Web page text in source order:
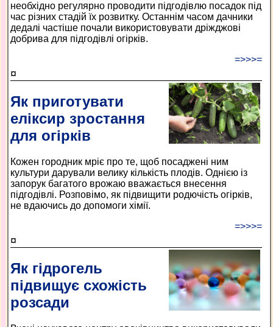
необхідно регулярно проводити підгодівлю посадок під
час різних стадій їх розвитку. Останнім часом дачники
дедалі частіше почали використовувати дріжджові
добрива для підгодівлі огірків.
=>>>=
¤
Як приготувати
еліксир зростання
для огірків
Кожен городник мріє про те, щоб посаджені ним
культури дарували велику кількість плодів. Однією із
запорук багатого врожаю вважається внесення
підгодівлі. Розповімо, як підвищити родючість огірків,
не вдаючись до допомоги хімії.
=>>>=
¤
Як гідрогель
підвищує схожість
розсади